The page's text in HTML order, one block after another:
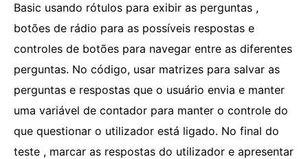
Basic usando rótulos para exibir as perguntas ,
botões de rádio para as possíveis respostas e
controles de botões para navegar entre as diferentes
perguntas. No código, usar matrizes para salvar as
perguntas e respostas que o usuário envia e manter
uma variável de contador para manter o controle do
que questionar o utilizador está ligado. No final do
teste , marcar as respostas do utilizador e apresentar